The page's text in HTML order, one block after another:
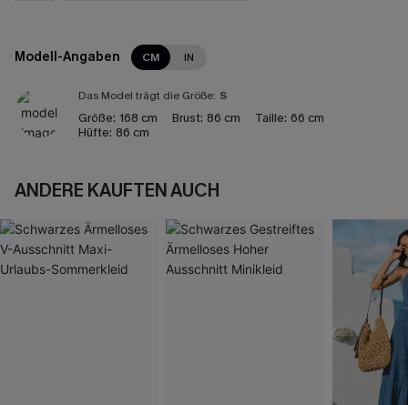
Modell-Angaben CM IN
Das Model trägt die Größe: S
Größe: 168 cm Brust: 86 cm Taille: 66 cm
Hüfte: 86 cm
ANDERE KAUFTEN AUCH